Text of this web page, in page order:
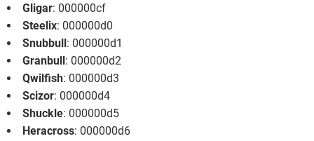
Gligar: 000000cf
Steelix: 000000d0
Snubbull: 000000d1
Granbull: 000000d2
Qwilfish: 000000d3
Scizor: 000000d4
Shuckle: 000000d5
Heracross: 000000d6